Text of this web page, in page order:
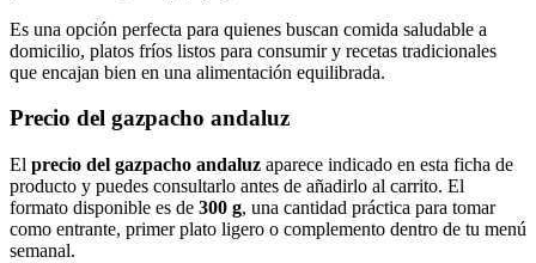
Es una opción perfecta para quienes buscan comida saludable a
domicilio, platos fríos listos para consumir y recetas tradicionales
que encajan bien en una alimentación equilibrada.
Precio del gazpacho andaluz
El precio del gazpacho andaluz aparece indicado en esta ficha de
producto y puedes consultarlo antes de añadirlo al carrito. El
formato disponible es de 300 g, una cantidad práctica para tomar
como entrante, primer plato ligero o complemento dentro de tu menú
semanal.